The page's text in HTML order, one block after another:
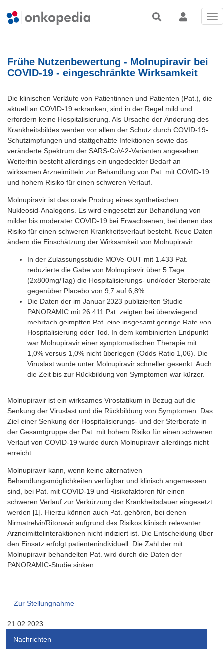
Frühe Nutzenbewertung - Molnupiravir bei
COVID-19 - eingeschränkte Wirksamkeit
Die klinischen Verläufe von Patientinnen und Patienten (Pat.), die
aktuell an COVID-19 erkranken, sind in der Regel mild und
erfordern keine Hospitalisierung. Als Ursache der Änderung des
Krankheitsbildes werden vor allem der Schutz durch COVID-19-
Schutzimpfungen und stattgehabte Infektionen sowie das
veränderte Spektrum der SARS-CoV-2-Varianten angesehen.
Weiterhin besteht allerdings ein ungedeckter Bedarf an
wirksamen Arzneimitteln zur Behandlung von Pat. mit COVID-19
und hohem Risiko für einen schweren Verlauf.
Molnupiravir ist das orale Prodrug eines synthetischen
Nukleosid-Analogons. Es wird eingesetzt zur Behandlung von
milder bis moderater COVID-19 bei Erwachsenen, bei denen das
Risiko für einen schweren Krankheitsverlauf besteht. Neue Daten
ändern die Einschätzung der Wirksamkeit von Molnupiravir.
In der Zulassungsstudie MOVe-OUT mit 1.433 Pat.
reduzierte die Gabe von Molnupiravir über 5 Tage
(2x800mg/Tag) die Hospitalisierungs- und/oder Sterberate
gegenüber Placebo von 9,7 auf 6,8%.
Die Daten der im Januar 2023 publizierten Studie
PANORAMIC mit 26.411 Pat. zeigten bei überwiegend
mehrfach geimpften Pat. eine insgesamt geringe Rate von
Hospitalisierung oder Tod. In dem kombinierten Endpunkt
war Molnupiravir einer symptomatischen Therapie mit
1,0% versus 1,0% nicht überlegen (Odds Ratio 1,06). Die
Viruslast wurde unter Molnupiravir schneller gesenkt. Auch
die Zeit bis zur Rückbildung von Symptomen war kürzer.
Molnupiravir ist ein wirksames Virostatikum in Bezug auf die
Senkung der Viruslast und die Rückbildung von Symptomen. Das
Ziel einer Senkung der Hospitalisierungs- und der Sterberate in
der Gesamtgruppe der Pat. mit hohem Risiko für einen schweren
Verlauf von COVID-19 wurde durch Molnupiravir allerdings nicht
erreicht.
Molnupiravir kann, wenn keine alternativen
Behandlungsmöglichkeiten verfügbar und klinisch angemessen
sind, bei Pat. mit COVID-19 und Risikofaktoren für einen
schweren Verlauf zur Verkürzung der Krankheitsdauer eingesetzt
werden [1]. Hierzu können auch Pat. gehören, bei denen
Nirmatrelvir/Ritonavir aufgrund des Risikos klinisch relevanter
Arzneimittelinteraktionen nicht indiziert ist. Die Entscheidung über
den Einsatz erfolgt patientenindividuell. Die Zahl der mit
Molnupiravir behandelten Pat. wird durch die Daten der
PANORAMIC-Studie sinken.
Zur Stellungnahme
21.02.2023
Nachrichten